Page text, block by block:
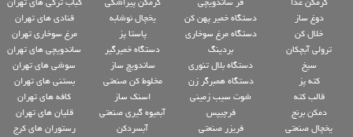
دوغ ساز
خلال کن
ترولی آبچکان
سیخ
کته پز
قالب کته
دمکن برنج
یخچال صنعتی
دستگاه خمیر پهن کن
دستگاه مرغ سوخاری
بردینگ
دستگاه بلال تنوری
دستگاه همبرگر زن
شوت سیب زمینی
فرچیپس
فریزر صنعتی
یخچال نوشابه
پاستا پز
دستگاه خمیرگیر
ساندویچ ساز
مخلوط کن صنعتی
اسنک ساز
آبمیوه گیری صنعتی
آبسردکن
قنادی های تهران
مرغ سوخاری تهران
ساندویچی های تهران
سوشی های تهران
بستنی های تهران
کافه های تهران
قلیان های تهران
رستوران های کرج